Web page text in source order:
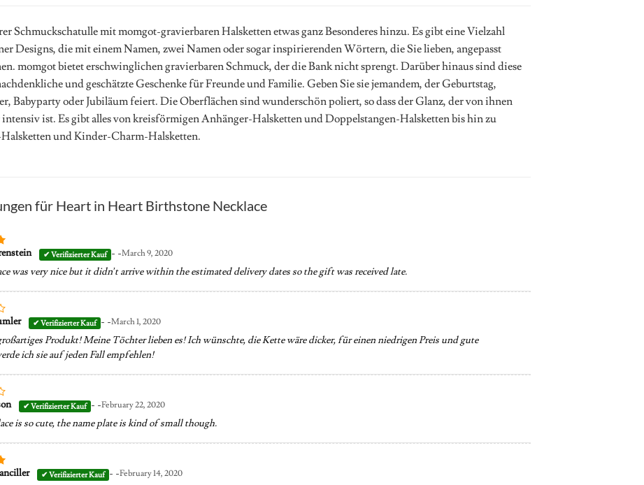
Schmuckschatulle mit momgot-gravierbaren Halsketten etwas ganz Besonderes hinzu. Es gibt eine Vielzahl
Designs, die mit einem Namen, zwei Namen oder sogar inspirierenden Wörtern, die Sie lieben, angepasst
momgot bietet erschwinglichen gravierbaren Schmuck, der die Bank nicht sprengt. Darüber hinaus sind diese
und geschätzte Geschenke für Freunde und Familie. Geben Sie sie jemandem, der Geburtstag,
Babyparty oder Jubiläum feiert. Die Oberflächen sind wunderschön poliert, so dass der Glanz, der von ihnen
intensiv ist. Es gibt alles von kreisförmigen Anhänger-Halsketten und Doppelstangen-Halsketten bis hin zu
und Kinder-Charm-Halsketten.
für Heart in Heart Birthstone Necklace
- -March 9, 2020
was very nice but it didn’t arrive within the estimated delivery dates so the gift was received late.
- -March 1, 2020
Produkt! Meine Töchter lieben es! Ich wünschte, die Kette wäre dicker, für einen niedrigen Preis und gute
ich sie auf jeden Fall empfehlen!
- -February 22, 2020
is so cute, the name plate is kind of small though.
- -February 14, 2020